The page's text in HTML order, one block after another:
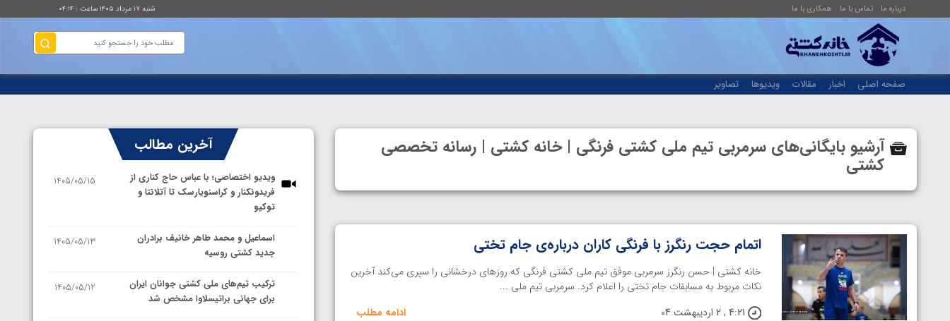
درباره ما تماس با ما همکاری با ما شنبه ۱۷ مرداد ۱۴۰۵ ساعت : ۰۴:۱۴
صفحه اصلی اخبار مقالات ویدیوها تصاویر
آرشیو بایگانی‌های سرمربی تیم ملی کشتی فرنگی | خانه کشتی | رسانه تخصصی
کشتی
اتمام حجت رنگرز با فرنگی کاران درباره‌ی جام تختی
خانه کشتی | حسن رنگرز سرمربی موفق تیم ملی کشتی فرنگی که روزهای درخشانی را سپری می‌کند آخرین
نکات مربوط به مسابقات جام تختی را اعلام کرد. سرمربی تیم ملی ...
4:21 , 2 اردیبهشت 04
ادامه مطلب
آخرین مطالب
ویدیو اختصاصی؛ با عباس حاج کناری از
فریدونکنار و کراسنویارسک تا آتلانتا و
توکیو
1405/05/15
اسماعیل و محمد طاهر خانیف برادران
جدید کشتی روسیه
1405/05/13
ترکیب تیم‌های ملی کشتی جوانان ایران
برای جهانی براتیسلاوا مشخص شد
1405/05/12